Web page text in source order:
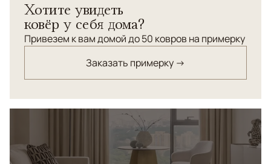
Хотите увидеть
ковёр у себя дома?
Привезем к вам домой до 50 ковров на примерку
Заказать примерку →